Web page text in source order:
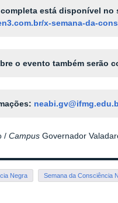
está disponível no
x-semana-da-
o evento também serão
/Campus Governador
Negra Semana da Consciência